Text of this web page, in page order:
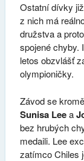
Ostatní dívky
z nich má
družstva a
spojené chyby.
letos obzvlášť
olympioničky.
Závod se
Sunisa Leea
bez hrubých
medaili. Lee
zatímco Chiles